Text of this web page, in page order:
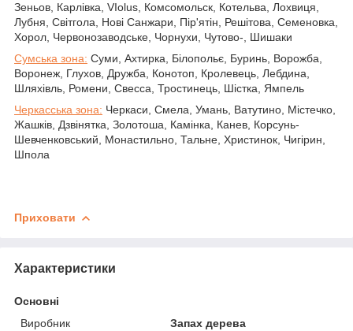
Зеньов, Карлівка, VIolus, Комсомольск, Котельва, Лохвиця,
Лубня, Світгола, Нові Санжари, Пір'ятін, Решітова, Семеновка,
Хорол, Червонозаводське, Чорнухи, Чутово-, Шишаки
Сумська зона: Суми, Ахтирка, Білопольє, Буринь, Ворожба,
Воронеж, Глухов, Дружба, Конотоп, Кролевець, Лебдина,
Шляхівль, Ромени, Свесса, Тростинець, Шістка, Ямпель
Черкасська зона: Черкаси, Смела, Умань, Ватутино, Містечко,
Жашків, Дзвінятка, Золотоша, Камінка, Канев, Корсунь-
Шевченковський, Монастильно, Тальне, Христинок, Чигірин,
Шпола
Приховати
Характеристики
Основні
Виробник
Запах дерева